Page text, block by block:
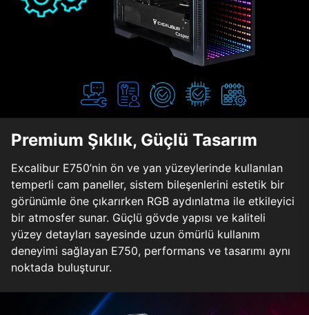
Premium Şıklık, Güçlü Tasarım
Excalibur E750’nin ön ve yan yüzeylerinde kullanılan
temperli cam paneller, sistem bileşenlerini estetik bir
görünümle öne çıkarırken RGB aydınlatma ile etkileyici
bir atmosfer sunar. Güçlü gövde yapısı ve kaliteli
yüzey detayları sayesinde uzun ömürlü kullanım
deneyimi sağlayan E750, performans ve tasarımı aynı
noktada buluşturur.